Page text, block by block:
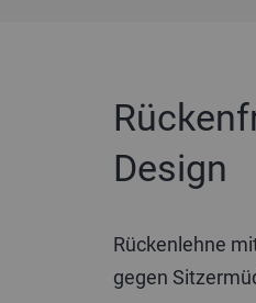
Design
Rückenlehne
gegen